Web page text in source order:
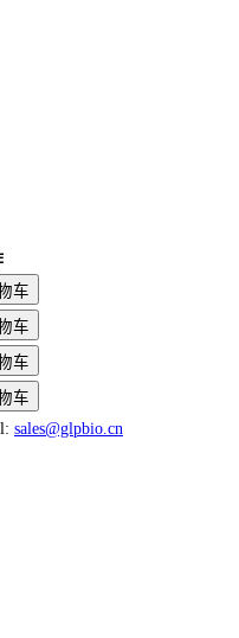
车
车
车
车
sales@glpbio.cn